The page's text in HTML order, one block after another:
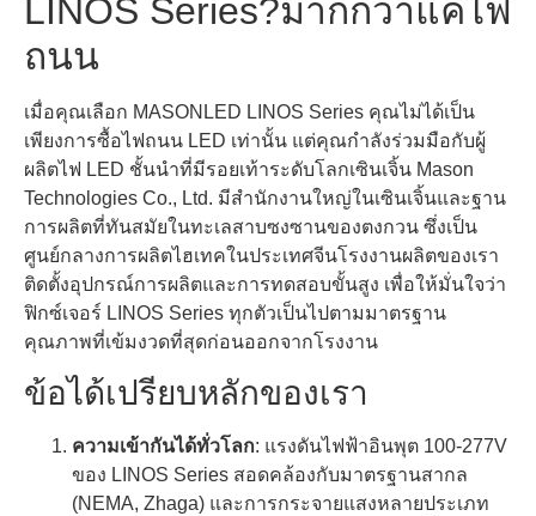
LINOS Series?มากกว่าแค่ไฟ
ถนน
เมื่อคุณเลือก MASONLED LINOS Series คุณไม่ได้เป็น
เพียงการซื้อไฟถนน LED เท่านั้น แต่คุณกําลังร่วมมือกับผู้
ผลิตไฟ LED ชั้นนําที่มีรอยเท้าระดับโลกเซินเจิ้น Mason
Technologies Co., Ltd. มีสํานักงานใหญ่ในเซินเจิ้นและฐาน
การผลิตที่ทันสมัยในทะเลสาบซงซานของตงกวน ซึ่งเป็น
ศูนย์กลางการผลิตไฮเทคในประเทศจีนโรงงานผลิตของเรา
ติดตั้งอุปกรณ์การผลิตและการทดสอบขั้นสูง เพื่อให้มั่นใจว่า
ฟิกซ์เจอร์ LINOS Series ทุกตัวเป็นไปตามมาตรฐาน
คุณภาพที่เข้มงวดที่สุดก่อนออกจากโรงงาน
ข้อได้เปรียบหลักของเรา
ความเข้ากันได้ทั่วโลก: แรงดันไฟฟ้าอินพุต 100-277V
ของ LINOS Series สอดคล้องกับมาตรฐานสากล
(NEMA, Zhaga) และการกระจายแสงหลายประเภท